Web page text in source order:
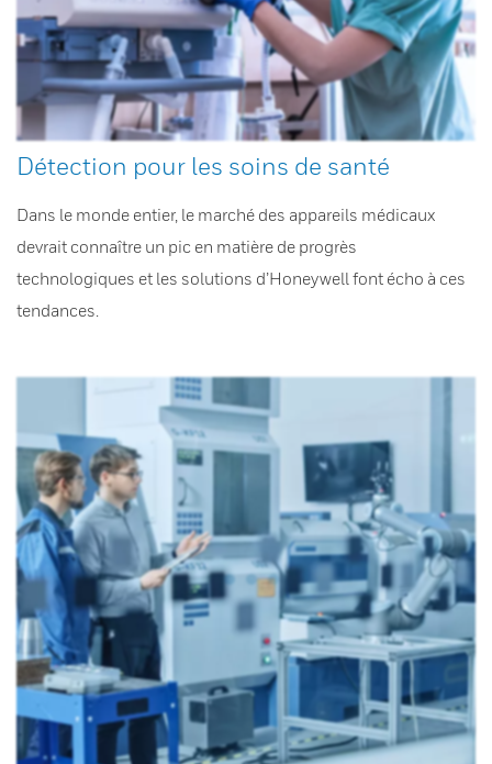
Détection pour les soins de santé
Dans le monde entier, le marché des appareils médicaux
devrait connaître un pic en matière de progrès
technologiques et les solutions d’Honeywell font écho à ces
tendances.